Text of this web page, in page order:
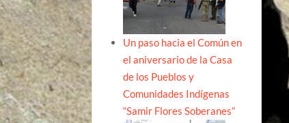
Un paso hacia el Común en
el aniversario de la Casa
de los Pueblos y
Comunidades Indígenas
“Samir Flores Soberanes”